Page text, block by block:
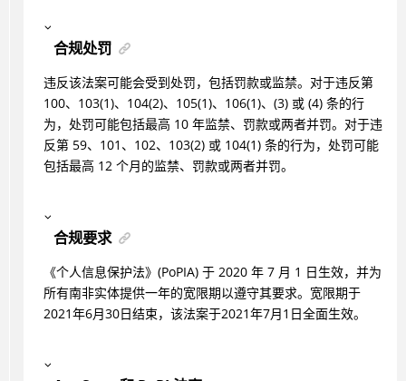
合规处罚
违反该法案可能会受到处罚，包括罚款或监禁。对于违反第
100、103(1)、104(2)、105(1)、106(1)、(3) 或 (4) 条的行
为，处罚可能包括最高 10 年监禁、罚款或两者并罚。对于违
反第 59、101、102、103(2) 或 104(1) 条的行为，处罚可能
包括最高 12 个月的监禁、罚款或两者并罚。
合规要求
《个人信息保护法》(PoPIA) 于 2020 年 7 月 1 日生效，并为
所有南非实体提供一年的宽限期以遵守其要求。宽限期于
2021年6月30日结束，该法案于2021年7月1日全面生效。